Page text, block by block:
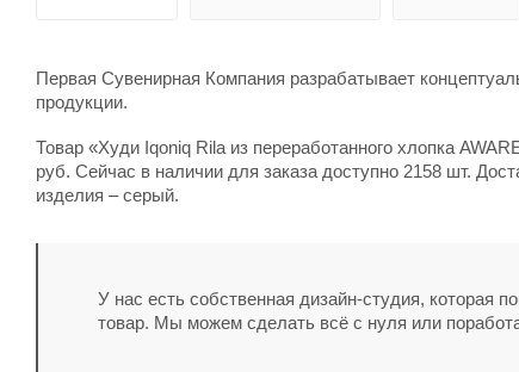
Первая Сувенирная Компания разрабатывает
продукции.
Товар «Худи Iqoniq Rila из переработанного хлопка
руб. Сейчас в наличии для заказа доступно 2158 шт.
изделия – серый.
У нас есть собственная дизайн-студия, которая
товар. Мы можем сделать всё с нуля или